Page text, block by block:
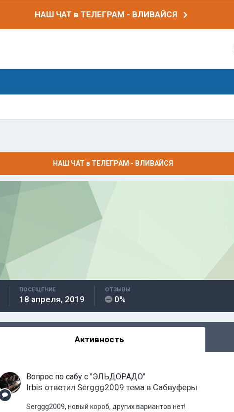
НАШ ЧАТ в ТЕЛЕГРАМ - ВЛИВАЙСЯ
НАШ ЧАТ в ТЕЛЕГРАМ - ВЛИВАЙСЯ
ПОСЕЩЕНИЕ
18 апреля, 2019
ОТЗЫВЫ
0%
Активность
Вопрос по сабу с "ЭЛЬДОРАДО"
Irbis ответил Serggg2009 тема в Сабвуферы
Serggg2009, новый короб, других вариантов нет!